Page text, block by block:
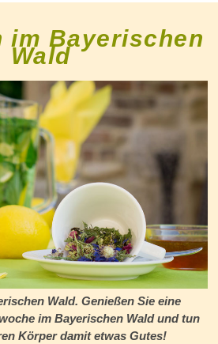
im Bayerischen
Wald
Wald. Genießen Sie eine
im Bayerischen Wald und tun
Körper damit etwas Gutes!